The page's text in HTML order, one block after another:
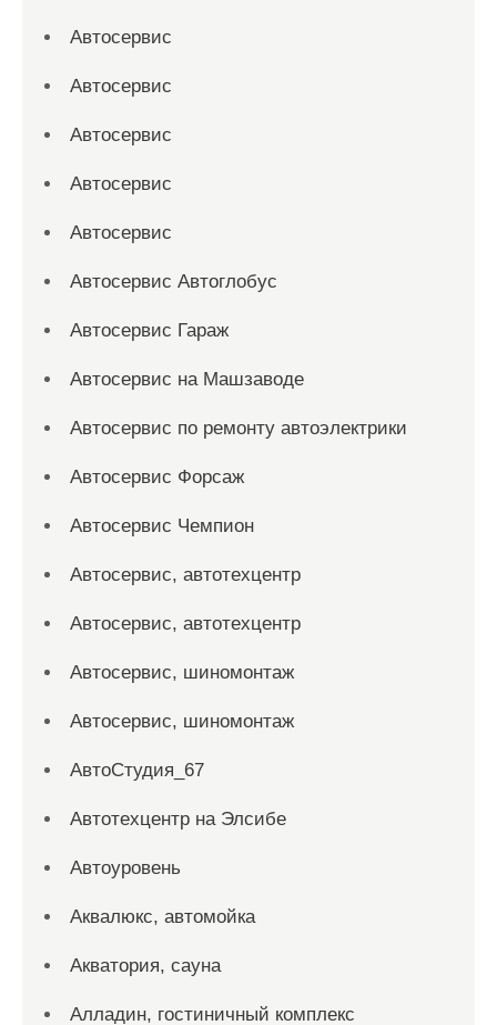
Автосервис
Автосервис
Автосервис
Автосервис
Автосервис
Автосервис Автоглобус
Автосервис Гараж
Автосервис на Машзаводе
Автосервис по ремонту автоэлектрики
Автосервис Форсаж
Автосервис Чемпион
Автосервис, автотехцентр
Автосервис, автотехцентр
Автосервис, шиномонтаж
Автосервис, шиномонтаж
АвтоСтудия_67
Автотехцентр на Элсибе
Автоуровень
Аквалюкс, автомойка
Акватория, сауна
Алладин, гостиничный комплекс